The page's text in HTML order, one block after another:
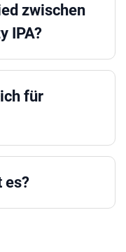
zwischen
IPA?
für
es?